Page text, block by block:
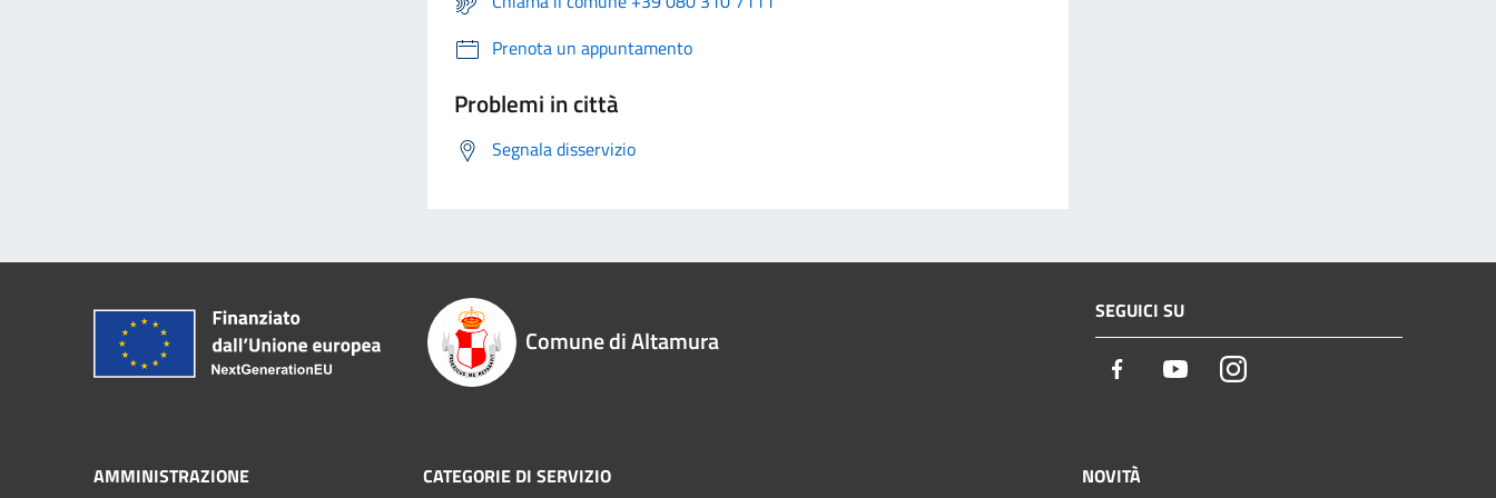
Prenota un appuntamento
Problemi in città
Segnala disservizio
Comune di Altamura
SEGUICI SU
Facebook YoutubeInstagram
AMMINISTRAZIONE CATEGORIE DI SERVIZIO NOVITÀ